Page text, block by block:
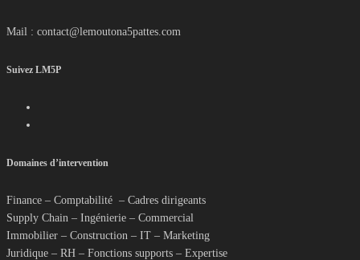
Mail : contact@lemoutona5pattes.com
Suivez LM5P
Domaines d’intervention
Finance – Comptabilité – Cadres dirigeants
Supply Chain – Ingénierie – Commercial
Immobilier – Construction – IT – Marketing
Juridique – RH – Fonctions supports – Expertise